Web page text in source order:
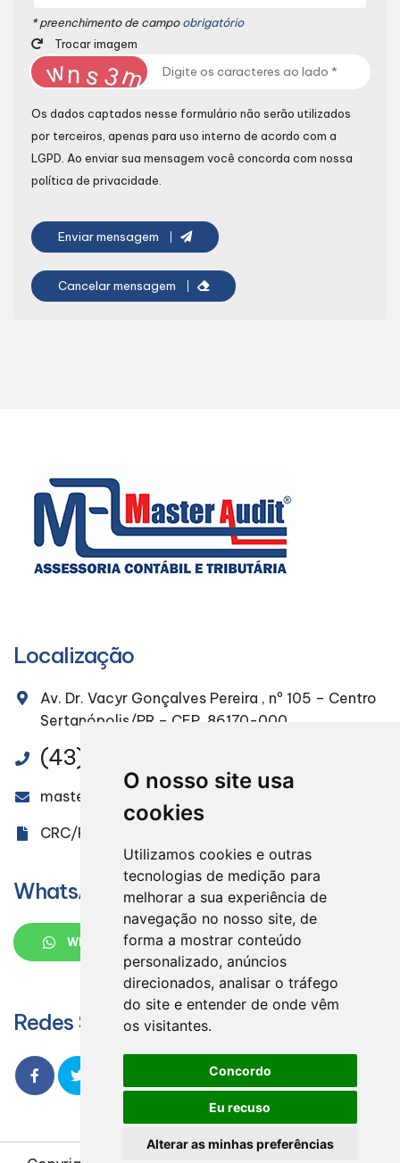
O nosso site usa
cookies
Utilizamos cookies e outras
tecnologias de medição para
melhorar a sua experiência de
navegação no nosso site, de
forma a mostrar conteúdo
personalizado, anúncios
direcionados, analisar o tráfego
do site e entender de onde vêm
os visitantes.
Concordo
Eu recuso
Alterar as minhas preferências
* preenchimento de campoobrigatório
Trocar imagem
Os dados captados nesse formulário não serão utilizados
por terceiros, apenas para uso interno de acordo com a
LGPD. Ao enviar sua mensagem você concorda com nossa
política de privacidade.
Enviar mensagem
Cancelar mensagem
Localização
Av. Dr. Vacyr Gonçalves Pereira , nº 105 – Centro
Sertanópolis/PR – CEP. 86170-000
(43) 3232-4491
masteraudit@masteraudit.com.br
CRC/PR 005851/O-9
WhatsApp
WHATSAPP
Redes Sociais